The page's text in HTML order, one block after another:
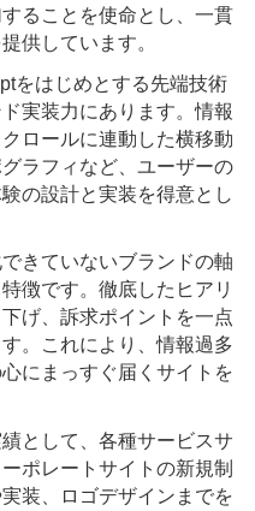
ることを使命とし、一貫
供しています。
をはじめとする先端技術
実装力にあります。情報
ロールに連動した横移動
ラフィなど、ユーザーの
の設計と実装を得意とし
きていないブランドの軸
徴です。徹底したヒアリ
げ、訴求ポイントを一点
。これにより、情報過多
にまっすぐ届くサイトを
として、各種サービスサ
ポレートサイトの新規制
装、ロゴデザインまでを